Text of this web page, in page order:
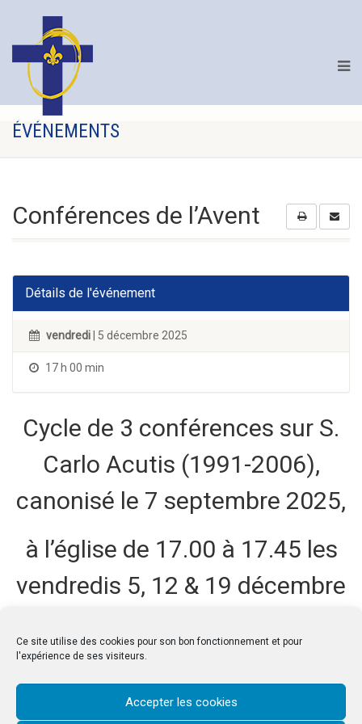
Ce site utilise des cookies pour son bon fonctionnement et pour
l'expérience de ses visiteurs.
Accepter les cookies
ÉVÉNEMENTS
Conférences de l’Avent
Détails de l'événement
vendredi | 5 décembre 2025
17 h 00 min
Cycle de 3 conférences sur S.
Carlo Acutis (1991-2006),
canonisé le 7 septembre 2025,
à l’église de 17.00 à 17.45 les
vendredis 5, 12 & 19 décembre
SAVE EVENT TO CALENDAR